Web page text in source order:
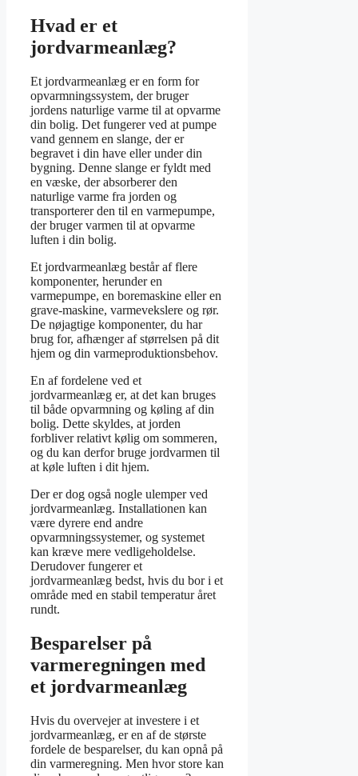
Hvad er et
jordvarmeanlæg?
Et jordvarmeanlæg er en form for
opvarmningssystem, der bruger
jordens naturlige varme til at opvarme
din bolig. Det fungerer ved at pumpe
vand gennem en slange, der er
begravet i din have eller under din
bygning. Denne slange er fyldt med
en væske, der absorberer den
naturlige varme fra jorden og
transporterer den til en varmepumpe,
der bruger varmen til at opvarme
luften i din bolig.
Et jordvarmeanlæg består af flere
komponenter, herunder en
varmepumpe, en boremaskine eller en
grave-maskine, varmevekslere og rør.
De nøjagtige komponenter, du har
brug for, afhænger af størrelsen på dit
hjem og din varmeproduktionsbehov.
En af fordelene ved et
jordvarmeanlæg er, at det kan bruges
til både opvarmning og køling af din
bolig. Dette skyldes, at jorden
forbliver relativt kølig om sommeren,
og du kan derfor bruge jordvarmen til
at køle luften i dit hjem.
Der er dog også nogle ulemper ved
jordvarmeanlæg. Installationen kan
være dyrere end andre
opvarmningssystemer, og systemet
kan kræve mere vedligeholdelse.
Derudover fungerer et
jordvarmeanlæg bedst, hvis du bor i et
område med en stabil temperatur året
rundt.
Besparelser på
varmeregningen med
et jordvarmeanlæg
Hvis du overvejer at investere i et
jordvarmeanlæg, er en af de største
fordele de besparelser, du kan opnå på
din varmeregning. Men hvor store kan